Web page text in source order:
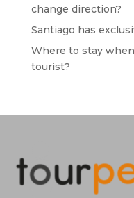
change direction?
Santiago has
Where to stay
tourist?